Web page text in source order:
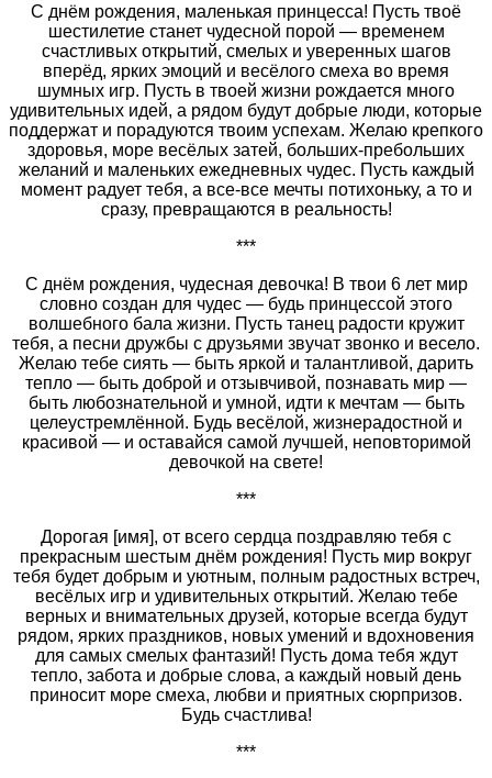
С днём рождения, маленькая принцесса! Пусть твоё
шестилетие станет чудесной порой — временем
счастливых открытий, смелых и уверенных шагов
вперёд, ярких эмоций и весёлого смеха во время
шумных игр. Пусть в твоей жизни рождается много
удивительных идей, а рядом будут добрые люди, которые
поддержат и порадуются твоим успехам. Желаю крепкого
здоровья, море весёлых затей, больших-пребольших
желаний и маленьких ежедневных чудес. Пусть каждый
момент радует тебя, а все-все мечты потихоньку, а то и
сразу, превращаются в реальность!
***
С днём рождения, чудесная девочка! В твои 6 лет мир
словно создан для чудес — будь принцессой этого
волшебного бала жизни. Пусть танец радости кружит
тебя, а песни дружбы с друзьями звучат звонко и весело.
Желаю тебе сиять — быть яркой и талантливой, дарить
тепло — быть доброй и отзывчивой, познавать мир —
быть любознательной и умной, идти к мечтам — быть
целеустремлённой. Будь весёлой, жизнерадостной и
красивой — и оставайся самой лучшей, неповторимой
девочкой на свете!
***
Дорогая [имя], от всего сердца поздравляю тебя с
прекрасным шестым днём рождения! Пусть мир вокруг
тебя будет добрым и уютным, полным радостных встреч,
весёлых игр и удивительных открытий. Желаю тебе
верных и внимательных друзей, которые всегда будут
рядом, ярких праздников, новых умений и вдохновения
для самых смелых фантазий! Пусть дома тебя ждут
тепло, забота и добрые слова, а каждый новый день
приносит море смеха, любви и приятных сюрпризов.
Будь счастлива!
***